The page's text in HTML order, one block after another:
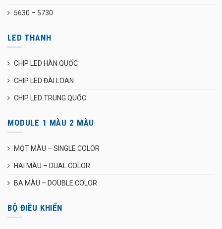
5630 – 5730
LED THANH
CHIP LED HÀN QUỐC
CHIP LED ĐÀI LOAN
CHIP LED TRUNG QUỐC
MODULE 1 MÀU 2 MÀU
MỘT MÀU – SINGLE COLOR
HAI MÀU – DUAL COLOR
BA MÀU – DOUBLE COLOR
BỘ ĐIỀU KHIỂN